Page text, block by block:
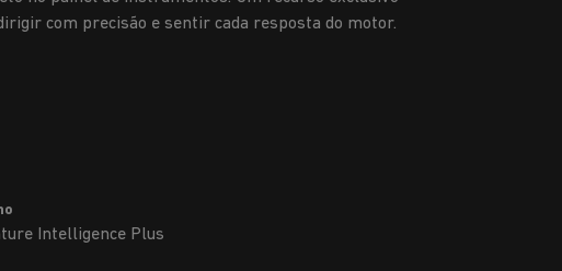
recursos de segurança como alerta preventivo e
multimídia de 10,1” com Alexa integrada